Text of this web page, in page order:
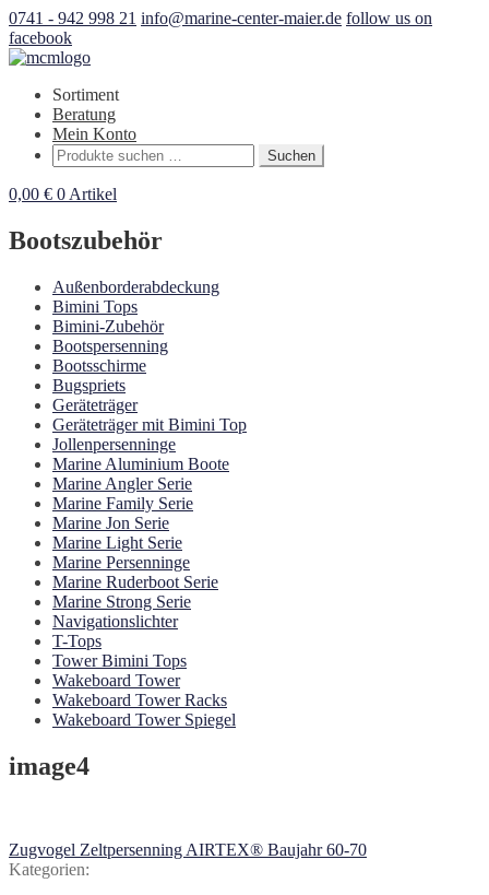
0741 - 942 998 21 info@marine-center-maier.de follow us on
facebook
Sortiment
Beratung
Mein Konto
Suchen
nach:
Suchen
0,00 € 0 Artikel
Bootszubehör
Außenborderabdeckung
Bimini Tops
Bimini-Zubehör
Bootspersenning
Bootsschirme
Bugspriets
Geräteträger
Geräteträger mit Bimini Top
Jollenpersenninge
Marine Aluminium Boote
Marine Angler Serie
Marine Family Serie
Marine Jon Serie
Marine Light Serie
Marine Persenninge
Marine Ruderboot Serie
Marine Strong Serie
Navigationslichter
T-Tops
Tower Bimini Tops
Wakeboard Tower
Wakeboard Tower Racks
Wakeboard Tower Spiegel
image4
Beitragsnavigation
Vorheriger
Beitrag:
Zugvogel Zeltpersenning AIRTEX® Baujahr 60-70
Kategorien: